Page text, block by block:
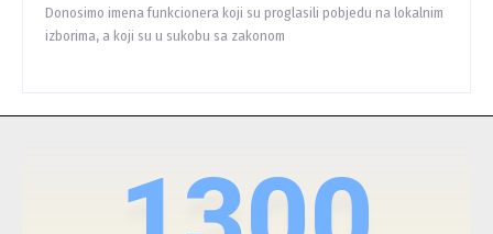
Donosimo imena funkcionera koji su proglasili pobjedu na lokalnim
izborima, a koji su u sukobu sa zakonom